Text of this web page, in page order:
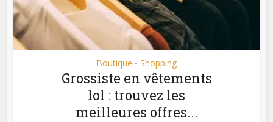
Boutique • Shopping
Grossiste en vêtements
lol : trouvez les
meilleures offres...